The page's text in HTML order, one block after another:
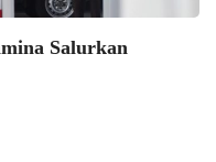
PTK Libatkan Berbagai